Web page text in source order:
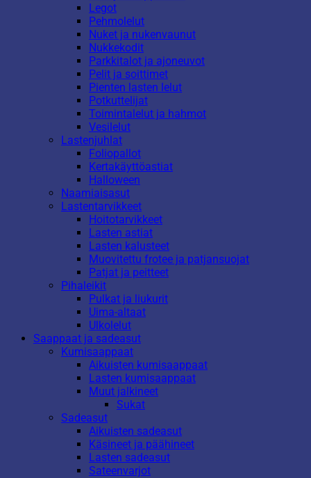
Legot
Pehmolelut
Nuket ja nukenvaunut
Nukkekodit
Parkkitalot ja ajoneuvot
Pelit ja soittimet
Pienten lasten lelut
Potkuttelijat
Toimintalelut ja hahmot
Vesilelut
Lastenjuhlat
Foliopallot
Kertakäyttöastiat
Halloween
Naamiaisasut
Lastentarvikkeet
Hoitotarvikkeet
Lasten astiat
Lasten kalusteet
Muovitettu frotee ja patjansuojat
Patjat ja peitteet
Pihaleikit
Pulkat ja liukurit
Uima-altaat
Ulkolelut
Saappaat ja sadeasut
Kumisaappaat
Aikuisten kumisaappaat
Lasten kumisaappaat
Muut jalkineet
Sukat
Sadeasut
Aikuisten sadeasut
Käsineet ja päähineet
Lasten sadeasut
Sateenvarjot